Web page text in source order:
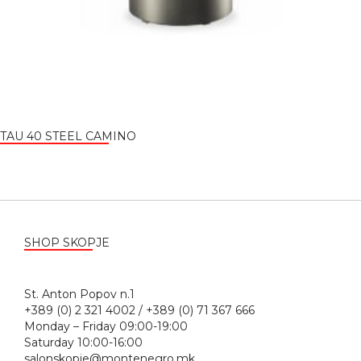
TAU 40 STEEL CAMINO
SHOP SKOPJE
St. Anton Popov n.1
+389 (0) 2 321 4002 / +389 (0) 71 367 666
Monday – Friday 09:00-19:00
Saturday 10:00-16:00